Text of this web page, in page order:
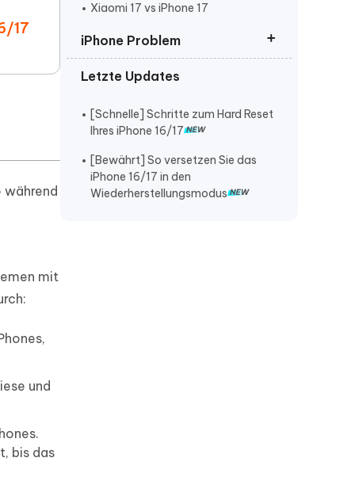
Xiaomi 17 vs iPhone 17
iPhone Problem
iPhone lautstärke verstellt sich von
iPhone klingelt nicht bei anruf
iPhone stürzt ständig ab
Letzte Updates
[Schnelle] Schritte zum Hard Reset
Ihres iPhone 16/17
[Bewährt] So versetzen Sie das
iPhone 16/17 in den
Wiederherstellungsmodus
17
während
mit
und
bis das